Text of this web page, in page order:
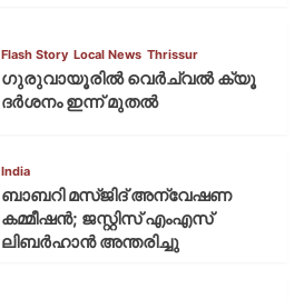
Flash Story Local News Thrissur
ഗുരുവായൂരില്‍ വെര്‍ച്വല്‍ ക്യൂ
ദര്‍ശനം ഇന്ന് മുതല്‍
India
ബാബറി മസ്ജിദ് അന്വേഷണ
കമ്മീഷന്‍; ജസ്റ്റിസ് എംഎസ്
ലിബര്‍ഹാന്‍ അന്തരിച്ചു